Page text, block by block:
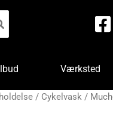
Værksted
/ Cykelvask /